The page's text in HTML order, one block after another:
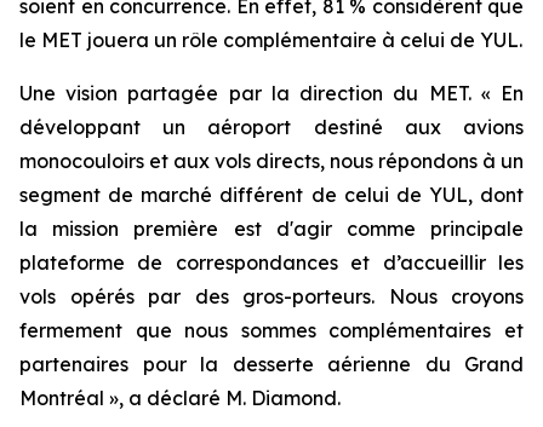
soient en concurrence. En effet, 81 % considèrent que
le MET jouera un rôle complémentaire à celui de YUL.
Une vision partagée par la direction du MET. « En
développant un aéroport destiné aux avions
monocouloirs et aux vols directs, nous répondons à un
segment de marché différent de celui de YUL, dont
la mission première est d'agir comme principale
plateforme de correspondances et d’accueillir les
vols opérés par des gros-porteurs. Nous croyons
fermement que nous sommes complémentaires et
partenaires pour la desserte aérienne du Grand
Montréal », a déclaré M. Diamond.